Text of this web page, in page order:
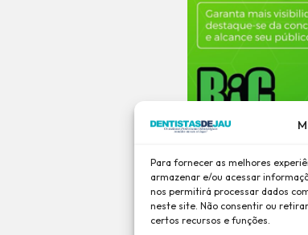
Para fornecer as melhores
armazenar e/ou acessar
nos permitirá processar dados
neste site. Não consentir ou
certos recursos e funções.